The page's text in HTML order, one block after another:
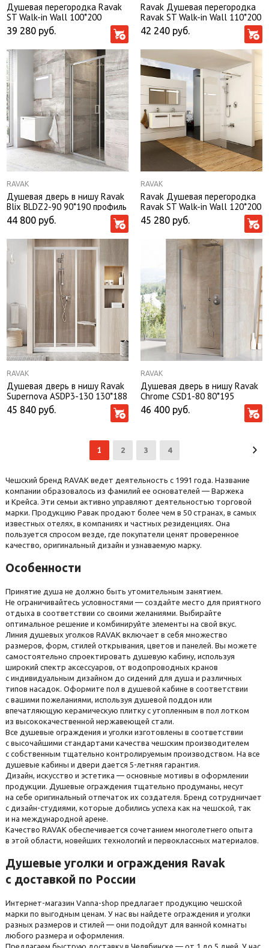
Душевая перегородка Ravak
ST Walk-in Wall 100*200
профиль глянцевый хром,
стекло Transparent без
поддона
39 280 руб.
Ravak Душевая перегородка
Ravak ST Walk-in Wall 110*200
профиль глянцевый хром,
стекло Transparent без
поддона
42 240 руб.
RAVAK
Душевая дверь в нишу Ravak
Blix BLDZ2-90 90*190 профиль
глянцевый хром, стекло
Transparent без поддона
44 800 руб.
RAVAK
Ravak Душевая перегородка
Ravak ST Walk-in Wall 120*200
профиль глянцевый хром,
стекло Transparent без
поддона
45 280 руб.
RAVAK
Душевая дверь в нишу Ravak
Supernova ASDP3-130 130*188
профиль белый, стекло
Transparent без поддона
45 840 руб.
RAVAK
Душевая дверь в нишу Ravak
Chrome CSD1-80 80*195
профиль глянцевый хром,
стекло Transparent без
46 400 руб.
1 2 3 4
Чешский бренд RAVAK ведет деятельность с 1991 года. Название
компании образовалось из фамилий ее основателей — Варжека
и Крейса. Эти семьи активно управляют деятельностью торговой
марки. Продукцию Равак продают более чем в 50 странах, в самых
известных отелях, в компаниях и частных резиденциях. Она
пользуется спросом везде, где покупатели ценят проверенное
качество, оригинальный дизайн и узнаваемую марку.
Особенности
Принятие душа не должно быть утомительным занятием.
Не ограничивайтесь условностями — создайте место для приятного
отдыха в соответствии со своими желаниями. Выбирайте
оптимальное решение и комбинируйте элементы на свой вкус.
Линия душевых уголков RAVAK включает в себя множество
размеров, форм, стилей открывания, цветов и панелей. Вы можете
самостоятельно спроектировать душевую кабину, используя
широкий спектр аксессуаров, от водопроводных кранов
с индивидуальным дизайном до сидений для душа и различных
типов насадок. Оформите пол в душевой кабине в соответствии
с вашими пожеланиями, используя душевой поддон или
впечатляющую керамическую плитку с утопленным в пол лотком
из высококачественной нержавеющей стали.
Все душевые ограждения и уголки изготовлены в соответствии
с высочайшими стандартами качества чешским производителем
с собственным тщательно контролируемым производством. На все
душевые кабины и двери дается 5-летняя гарантия.
Дизайн, искусство и эстетика — основные мотивы в оформлении
продукции. Душевые ограждения тщательно продуманы, несут
на себе оригинальный отпечаток их создателя. Бренд сотрудничает
с дизайн-студиями, которые добились успеха как на чешской, так
и на международной арене.
Качество RAVAK обеспечивается сочетанием многолетнего опыта
в этой области, новейших технологий и первоклассных материалов.
Душевые уголки и ограждения Ravak
с доставкой по России
Интернет-магазин Vanna-shop предлагает продукцию чешской
марки по выгодным ценам. У нас вы найдете ограждения и уголки
разных размеров и стилей — они подойдут для ванной комнаты
любого размера и оформления.